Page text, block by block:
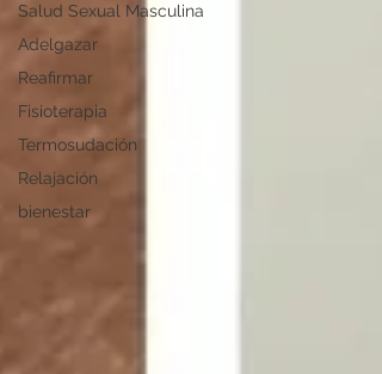
Salud Sexual Masculina
Adelgazar
Reafirmar
Fisioterapia
Termosudación
Relajación
bienestar